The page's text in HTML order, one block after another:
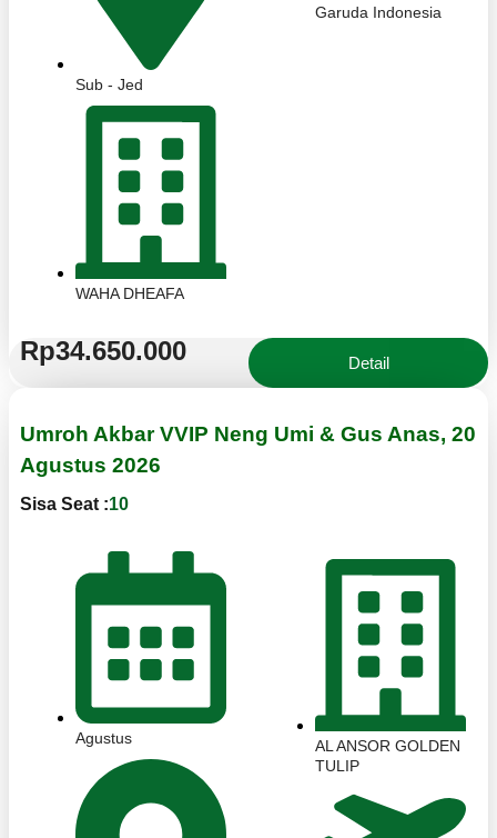
Sub - Jed
WAHA DHEAFA
Garuda Indonesia
Rp34.650.000 Detail
Umroh Akbar VVIP Neng Umi & Gus Anas, 20
Agustus 2026
Sisa Seat :10
Agustus
AL ANSOR GOLDEN
TULIP